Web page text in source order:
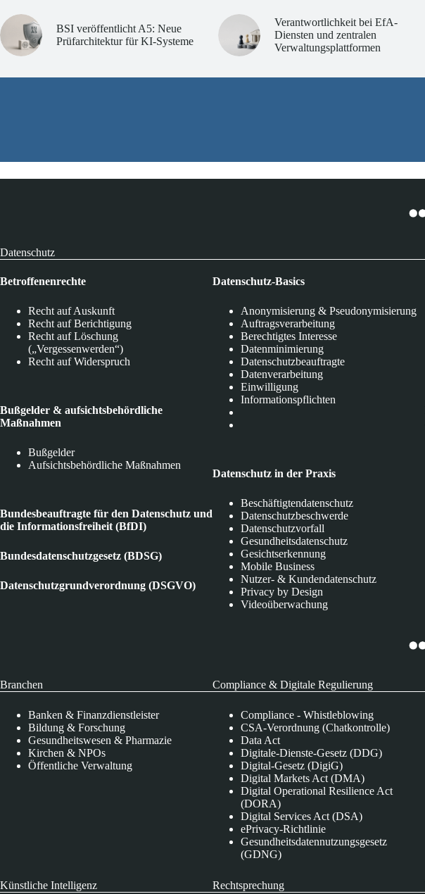
BSI veröffentlicht A5: Neue
Prüfarchitektur für KI-Systeme
Verantwortlichkeit bei EfA-
Diensten und zentralen
Verwaltungsplattformen
Datenschutz
Betroffenenrechte
Recht auf Auskunft
Recht auf Berichtigung
Recht auf Löschung
(„Vergessenwerden“)
Recht auf Widerspruch
Bußgelder & aufsichtsbehördliche
Maßnahmen
Bußgelder
Aufsichtsbehördliche Maßnahmen
Bundesbeauftragte für den Datenschutz und
die Informationsfreiheit (BfDI)
Bundesdatenschutzgesetz (BDSG)
Datenschutzgrundverordnung (DSGVO)
Datenschutz-Basics
Anonymisierung & Pseudonymisierung
Auftragsverarbeitung
Berechtigtes Interesse
Datenminimierung
Datenschutzbeauftragte
Datenverarbeitung
Einwilligung
Informationspflichten
Datenschutz in der Praxis
Beschäftigtendatenschutz
Datenschutzbeschwerde
Datenschutzvorfall
Gesundheitsdatenschutz
Gesichtserkennung
Mobile Business
Nutzer- & Kundendatenschutz
Privacy by Design
Videoüberwachung
Branchen
Banken & Finanzdienstleister
Bildung & Forschung
Gesundheitswesen & Pharmazie
Kirchen & NPOs
Öffentliche Verwaltung
Compliance & Digitale Regulierung
Compliance - Whistleblowing
CSA-Verordnung (Chatkontrolle)
Data Act
Digitale-Dienste-Gesetz (DDG)
Digital-Gesetz (DigiG)
Digital Markets Act (DMA)
Digital Operational Resilience Act
(DORA)
Digital Services Act (DSA)
ePrivacy-Richtlinie
Gesundheitsdatennutzungsgesetz
(GDNG)
Künstliche Intelligenz Rechtsprechung